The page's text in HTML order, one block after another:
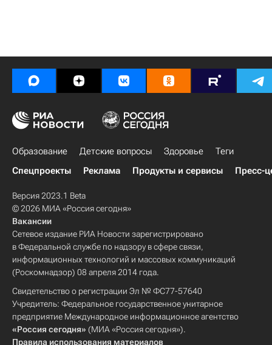
Образование Детские вопросы Здоровье
Теги
Спецпроекты
Реклама Продукты и сервисы Пресс-
Версия 2023.1 Beta
© 2026 МИА «Россия сегодня»
Вакансии
Сетевое издание РИА Новости зарегистрировано
в Федеральной службе по надзору в сфере связи,
информационных технологий и массовых коммуникаций
(Роскомнадзор) 08 апреля 2014 года.
Свидетельство о регистрации Эл № ФС77-57640
Учредитель: Федеральное государственное унитарное
предприятие Международное информационное агентство
«Россия сегодня» (МИА «Россия сегодня»).
Правила использования материалов